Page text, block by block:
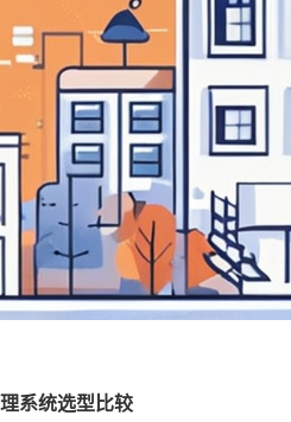
系统选型比较